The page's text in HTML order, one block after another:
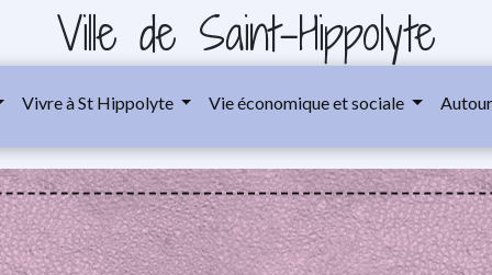
Ville de Saint-Hippolyte
Vivre à St Hippolyte Vie économique et sociale